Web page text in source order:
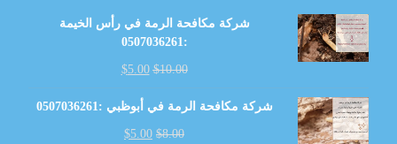
شركة مكافحة الرمة في رأس الخيمة
:0507036261
$10.00
$5.00
شركة مكافحة الرمة في أبوظبي :0507036261
$8.00
$5.00